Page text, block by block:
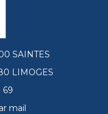
SAINTES
LIMOGES
69
mail